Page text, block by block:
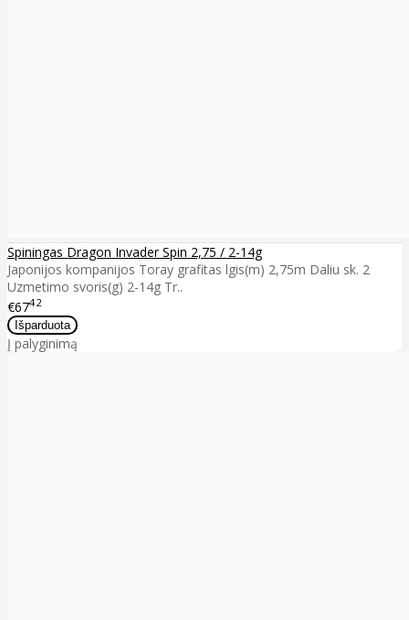
Spiningas Dragon Invader Spin 2,75 / 2-14g
Japonijos kompanijos Toray grafitas lgis(m) 2,75m Daliu sk. 2
Uzmetimo svoris(g) 2-14g Tr..
€6742
Į palyginimą